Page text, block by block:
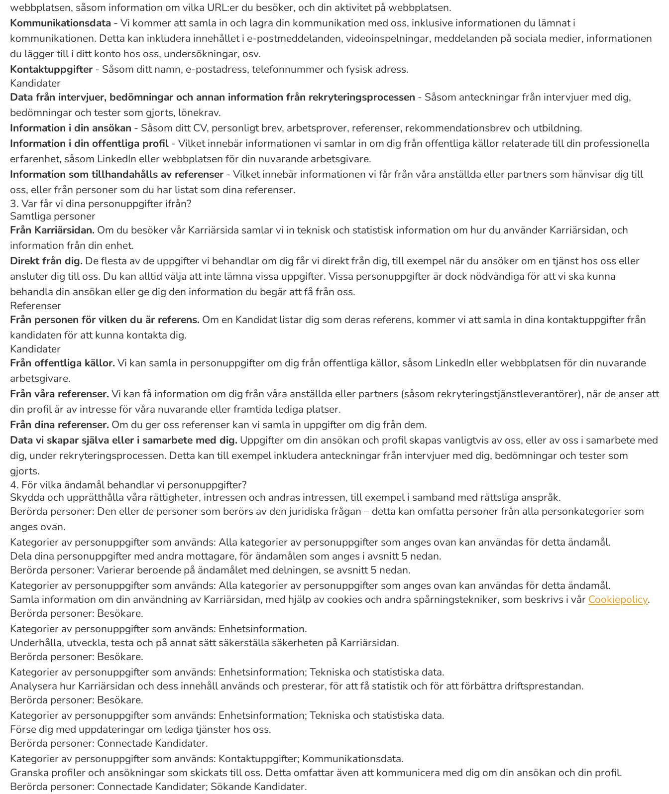
webbplatsen, såsom information om vilka URL:er du besöker, och din aktivitet på webbplatsen.
Kommunikationsdata - Vi kommer att samla in och lagra din kommunikation med oss, inklusive informationen du lämnat i
kommunikationen. Detta kan inkludera innehållet i e-postmeddelanden, videoinspelningar, meddelanden på sociala medier, informationen
du lägger till i ditt konto hos oss, undersökningar, osv.
Kontaktuppgifter- Såsom ditt namn, e-postadress, telefonnummer och fysisk adress.
Kandidater
Data från intervjuer, bedömningar och annan information från rekryteringsprocessen - Såsom anteckningar från intervjuer med dig,
bedömningar och tester som gjorts, lönekrav.
Information i din ansökan - Såsom ditt CV, personligt brev, arbetsprover, referenser, rekommendationsbrev och utbildning.
Information i din offentliga profil - Vilket innebär informationen vi samlar in om dig från offentliga källor relaterade till din professionella
erfarenhet, såsom LinkedIn eller webbplatsen för din nuvarande arbetsgivare.
Information som tillhandahålls av referenser- Vilket innebär informationen vi får från våra anställda eller partners som hänvisar dig till
oss, eller från personer som du har listat som dina referenser.
3. Var får vi dina personuppgifter ifrån?
Samtliga personer
Från Karriärsidan. Om du besöker vår Karriärsida samlar vi in teknisk och statistisk information om hur du använder Karriärsidan, och
information från din enhet.
Direkt från dig. De flesta av de uppgifter vi behandlar om dig får vi direkt från dig, till exempel när du ansöker om en tjänst hos oss eller
ansluter dig till oss. Du kan alltid välja att inte lämna vissa uppgifter. Vissa personuppgifter är dock nödvändiga för att vi ska kunna
behandla din ansökan eller ge dig den information du begär att få från oss.
Referenser
Från personen för vilken du är referens. Om en Kandidat listar dig som deras referens, kommer vi att samla in dina kontaktuppgifter från
kandidaten för att kunna kontakta dig.
Kandidater
Från offentliga källor.Vi kan samla in personuppgifter om dig från offentliga källor, såsom LinkedIn eller webbplatsen för din nuvarande
arbetsgivare.
Från våra referenser.Vi kan få information om dig från våra anställda eller partners (såsom rekryteringstjänstleverantörer), när de anser att
din profil är av intresse för våra nuvarande eller framtida lediga platser.
Från dina referenser. Om du ger oss referenser kan vi samla in uppgifter om dig från dem.
Data vi skapar själva eller i samarbete med dig. Uppgifter om din ansökan och profil skapas vanligtvis av oss, eller av oss i samarbete med
dig, under rekryteringsprocessen. Detta kan till exempel inkludera anteckningar från intervjuer med dig, bedömningar och tester som
gjorts.
4. För vilka ändamål behandlar vi personuppgifter?
Skydda och upprätthålla våra rättigheter, intressen och andras intressen, till exempel i samband med rättsliga anspråk.
Berörda personer: Den eller de personer som berörs av den juridiska frågan – detta kan omfatta personer från alla personkategorier som
anges ovan.
Kategorier av personuppgifter som används: Alla kategorier av personuppgifter som anges ovan kan användas för detta ändamål.
Dela dina personuppgifter med andra mottagare, för ändamålen som anges i avsnitt 5 nedan.
Berörda personer: Varierar beroende på ändamålet med delningen, se avsnitt 5 nedan.
Kategorier av personuppgifter som används: Alla kategorier av personuppgifter som anges ovan kan användas för detta ändamål.
Samla information om din användning av Karriärsidan, med hjälp av cookies och andra spårningstekniker, som beskrivs i vår Cookiepolicy.
Berörda personer: Besökare.
Kategorier av personuppgifter som används: Enhetsinformation.
Underhålla, utveckla, testa och på annat sätt säkerställa säkerheten på Karriärsidan.
Berörda personer: Besökare.
Kategorier av personuppgifter som används: Enhetsinformation; Tekniska och statistiska data.
Analysera hur Karriärsidan och dess innehåll används och presterar, för att få statistik och för att förbättra driftsprestandan.
Berörda personer: Besökare.
Kategorier av personuppgifter som används: Enhetsinformation; Tekniska och statistiska data.
Förse dig med uppdateringar om lediga tjänster hos oss.
Berörda personer: Connectade Kandidater.
Kategorier av personuppgifter som används: Kontaktuppgifter; Kommunikationsdata.
Granska profiler och ansökningar som skickats till oss. Detta omfattar även att kommunicera med dig om din ansökan och din profil.
Berörda personer: Connectade Kandidater; Sökande Kandidater.